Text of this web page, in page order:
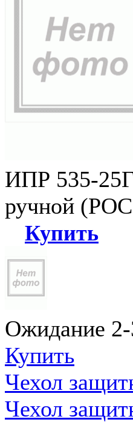
ИПР 535-
ручной
Купить
Ожидание
Купить
Чехол
Чехол